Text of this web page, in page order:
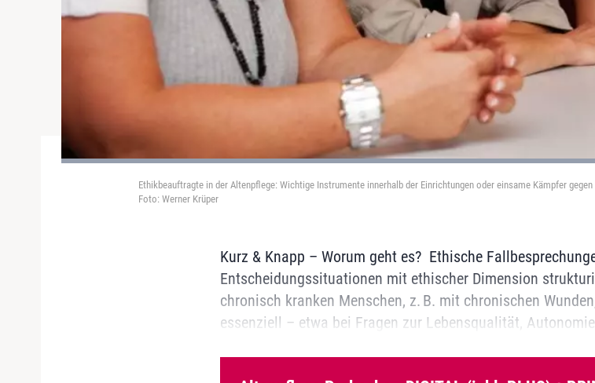
Ethikbeauftragte in der Altenpflege: Wichtige Instrumente innerhalb der Einrichtungen oder einsame Kämpfer
Foto: Werner Krüper
Kurz & Knapp – Worum geht es? Ethische
Entscheidungssituationen mit ethischer Dimension
chronisch kranken Menschen, z. B. mit chronischen
essenziell – etwa bei Fragen zur Lebensqualität,